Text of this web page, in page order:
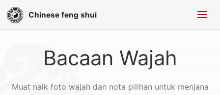
Chinese feng shui
Bacaan Wajah
Muat naik foto wajah dan nota pilihan untuk menjana